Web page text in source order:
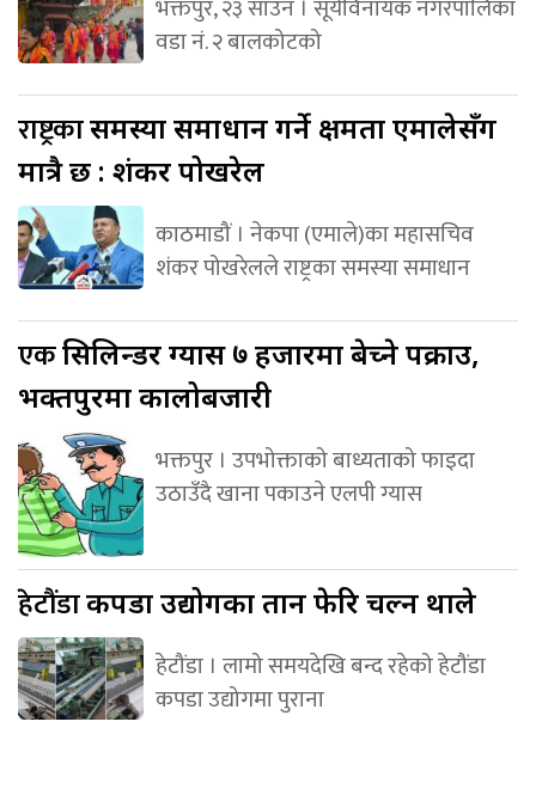
भक्तपुर, २३ साउन । सूर्यविनायक नगरपालिका
वडा नं. २ बालकोटको
राष्ट्रकासमस्या समाधान गर्ने क्षमता एमालेसँग
मात्रै छ : शंकर पोखरेल
काठमाडौं । नेकपा (एमाले)का महासचिव
शंकर पोखरेलले राष्ट्रका समस्या समाधान
एकसिलिन्डर ग्यास ७ हजारमा बेच्ने पक्राउ,
भक्तपुरमा कालोबजारी
भक्तपुर । उपभोक्ताको बाध्यताको फाइदा
उठाउँदै खाना पकाउने एलपी ग्यास
हेटौंडाकपडा उद्योगका तान फेरि चल्न थाले
हेटौंडा । लामो समयदेखि बन्द रहेको हेटौंडा
कपडा उद्योगमा पुराना